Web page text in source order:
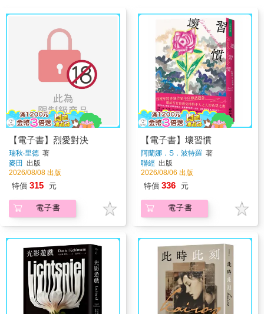
【電子書】烈愛對決
瑞秋‧里德 著
麥田 出版
2026/08/08 出版
特價 315 元
電子書
【電子書】壞習慣
阿蘭娜．S．波特羅 著
聯經 出版
2026/08/06 出版
特價 336 元
電子書